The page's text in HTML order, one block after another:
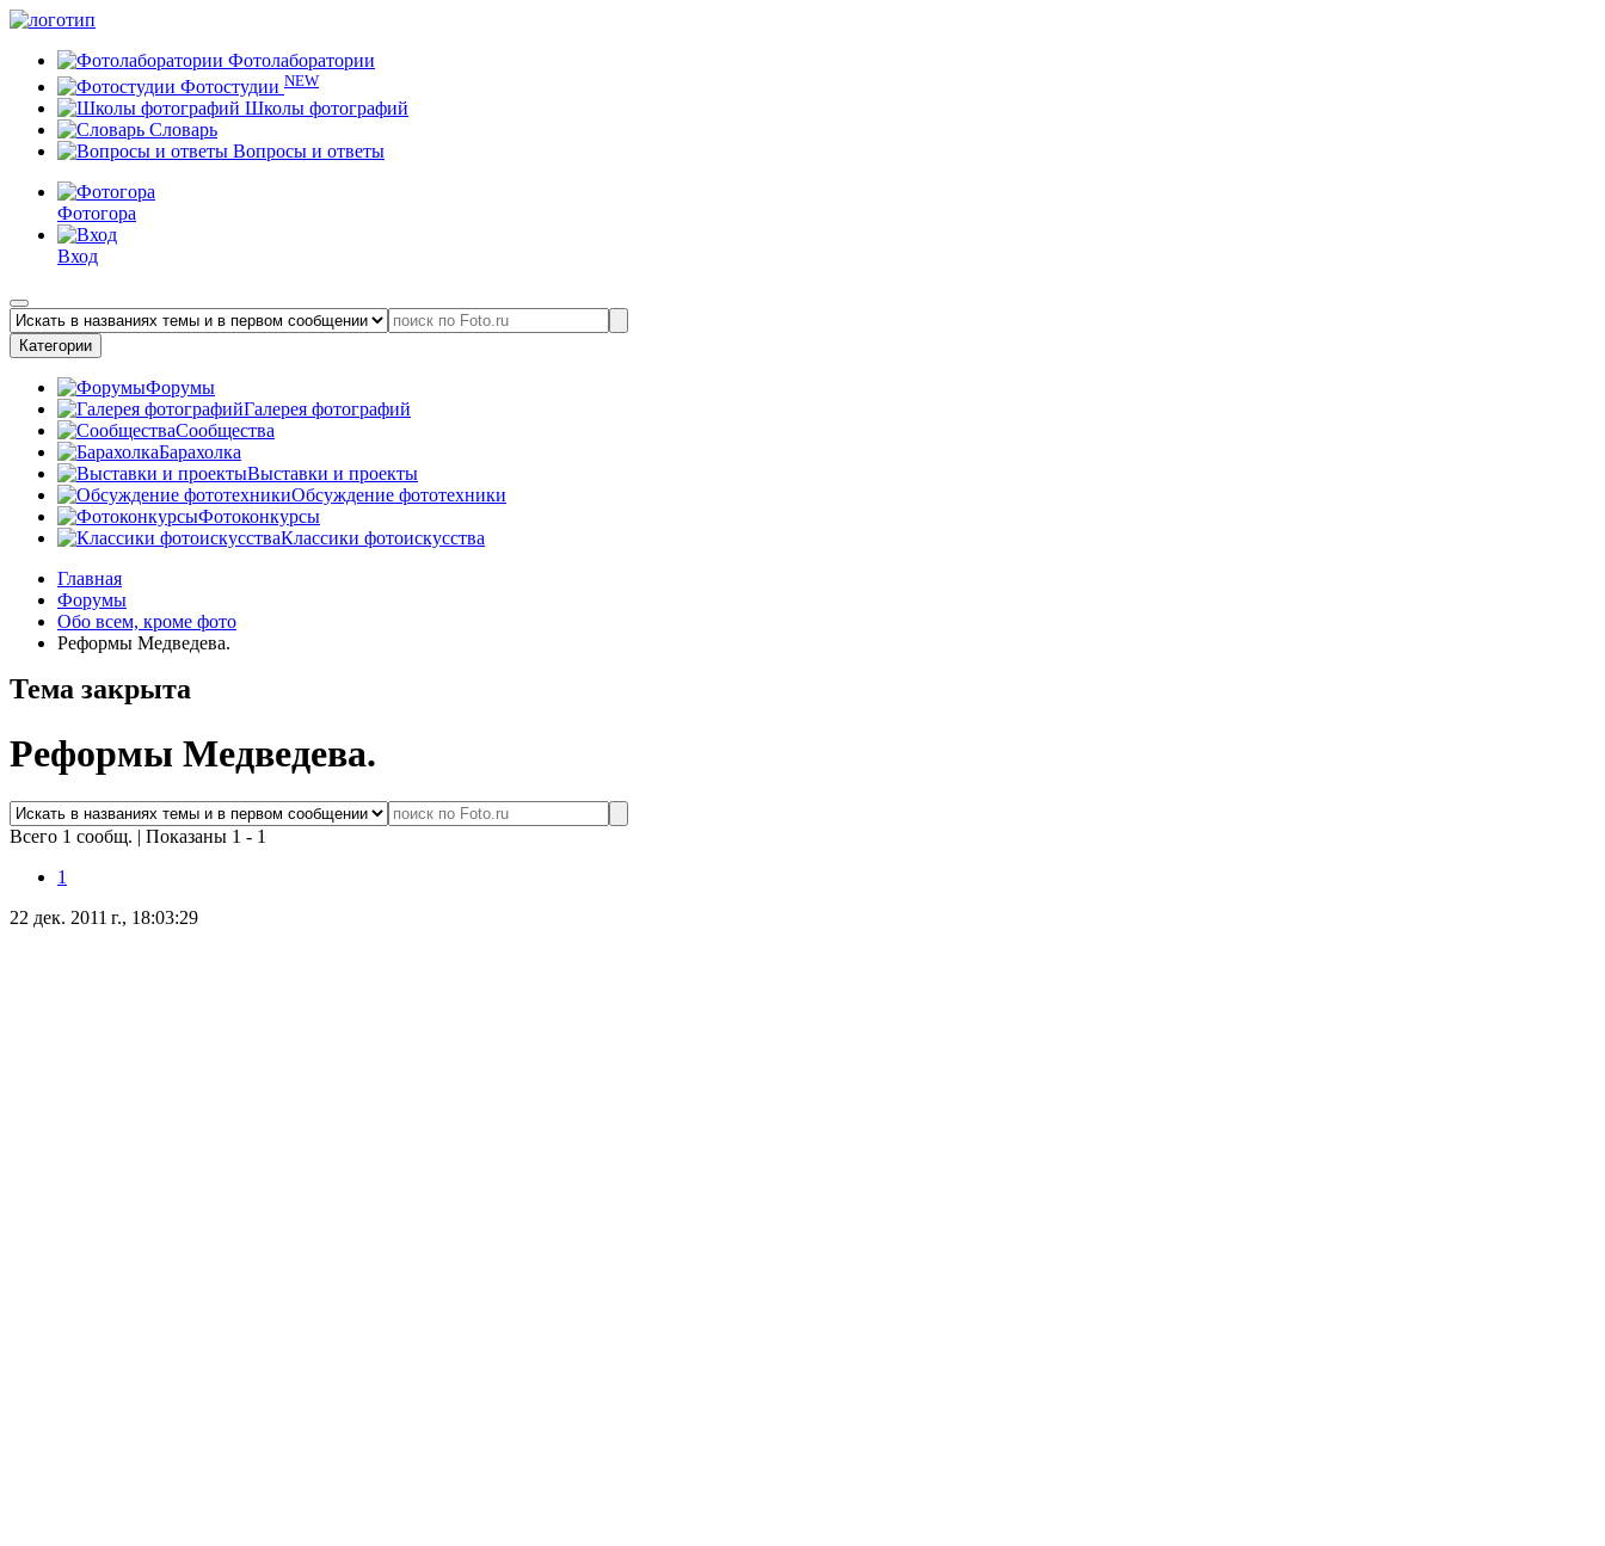
Фотолаборатории
Фотостудии NEW
Школы фотографий
Словарь
Вопросы и ответы
Фотогора
Вход
Категории
Форумы
Галерея фотографий
Сообщества
Барахолка
Выставки и проекты
Обсуждение фототехники
Фотоконкурсы
Классики фотоискусства
Главная
Форумы
Обо всем, кроме фото
Реформы Медведева.
Тема закрыта
Реформы Медведева.
Всего 1 сообщ. | Показаны 1 - 1
1
22 дек. 2011 г., 18:03:29